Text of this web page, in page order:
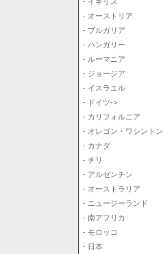
- オーストリア
- ブルガリア
- ハンガリー
- ルーマニア
- ジョージア
- イスラエル
- ドイツ->
- カリフォルニア
- オレゴン・ワシントン
- カナダ
- チリ
- アルゼンチン
- オーストラリア
- ニュージーランド
- 南アフリカ
- モロッコ
- 日本